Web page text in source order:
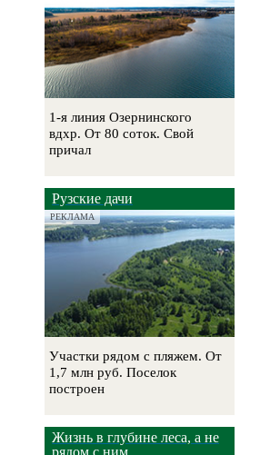
1-я линия Озернинского
вдхр. От 80 соток. Свой
причал
Рузские дачи
РЕКЛАМА
Участки рядом с пляжем. От
1,7 млн руб. Поселок
построен
Жизнь в глубине леса, а не